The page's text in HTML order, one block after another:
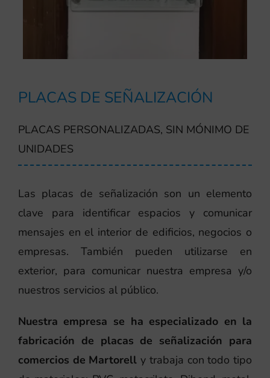
PLACAS DE SEÑALIZACIÓN
PLACAS PERSONALIZADAS, SIN MÓNIMO DE
UNIDADES
Las placas de señalización son un elemento
clave para identificar espacios y comunicar
mensajes en el interior de edificios, negocios o
empresas. También pueden utilizarse en
exterior, para comunicar nuestra empresa y/o
nuestros servicios al público.
Nuestra empresa se ha especializado en la
fabricación de placas de señalización para
comercios de Martorell y trabaja con todo tipo